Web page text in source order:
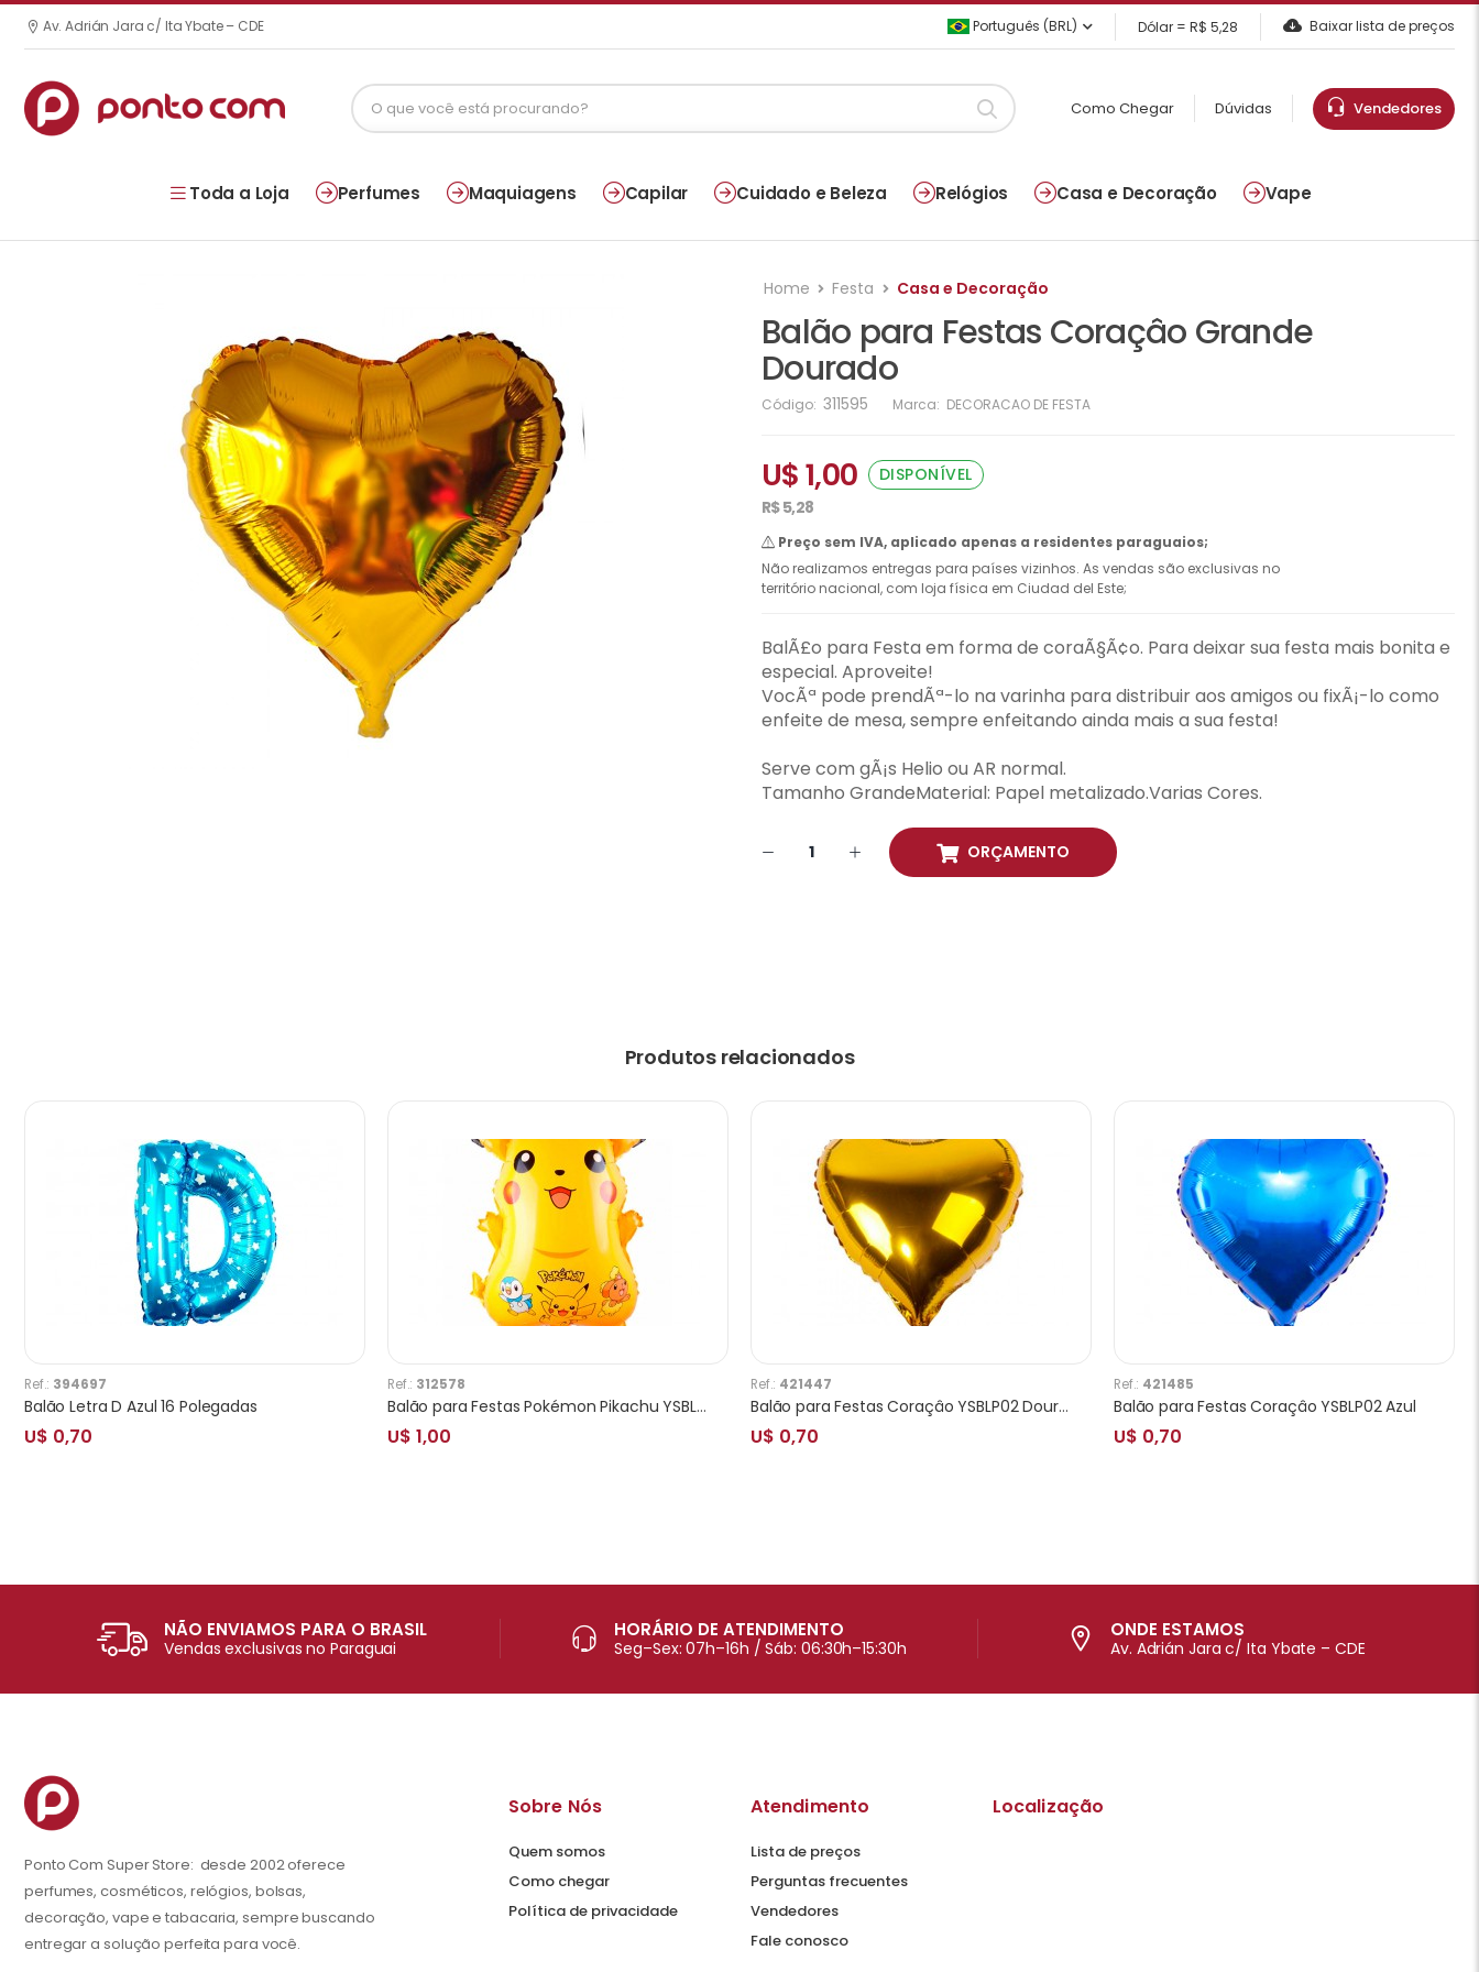
Av. Adrián Jara c/ Ita Ybate – CDE Português (BRL) Dólar = R$ 5,28 Baixar lista de preços
Como Chegar Dúvidas Vendedores
Toda a Loja Perfumes Maquiagens Capilar Cuidado e Beleza Relógios Casa e Decoração Vape
Home Festa Casa e Decoração
Balão para Festas Coraçâo Grande
Dourado
Código: 311595 Marca: DECORACAO DE FESTA
U$ 1,00
DISPONÍVEL
R$ 5,28
Preço sem IVA, aplicado apenas a residentes paraguaios;
Não realizamos entregas para países vizinhos. As vendas são exclusivas no
território nacional, com loja física em Ciudad del Este;
BalÃ£o para Festa em forma de coraÃ§Ã¢o. Para deixar sua festa mais bonita e
especial. Aproveite!
VocÃª pode prendÃª-lo na varinha para distribuir aos amigos ou fixÃ¡-lo como
enfeite de mesa, sempre enfeitando ainda mais a sua festa!
Serve com gÃ¡s Helio ou AR normal.
Tamanho GrandeMaterial: Papel metalizado.Varias Cores.
ORÇAMENTO
Produtos relacionados
Ref.: 394697
Balão Letra D Azul 16 Polegadas
U$ 0,70
Ref.: 312578
Balão para Festas Pokémon Pikachu YSBLND02
U$ 1,00
Ref.: 421447
Balão para Festas Coraçâo YSBLP02 Dourado
U$ 0,70
Ref.: 421485
Balão para Festas Coraçâo YSBLP02 Azul
U$ 0,70
NÃO ENVIAMOS PARA O BRASIL
Vendas exclusivas no Paraguai
HORÁRIO DE ATENDIMENTO
Seg–Sex: 07h–16h / Sáb: 06:30h–15:30h
ONDE ESTAMOS
Av. Adrián Jara c/ Ita Ybate – CDE
Ponto Com Super Store: desde 2002 oferece
perfumes, cosméticos, relógios, bolsas,
decoração, vape e tabacaria, sempre buscando
entregar a solução perfeita para você.
Sobre Nós
Quem somos
Como chegar
Política de privacidade
Atendimento
Lista de preços
Perguntas frecuentes
Vendedores
Fale conosco
Localização